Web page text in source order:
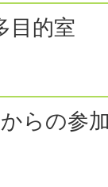
目的室
らの参